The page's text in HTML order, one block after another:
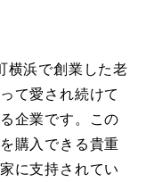
横浜で創業した老
て愛され続けて
企業です。この
購入できる貴重
に支持されてい